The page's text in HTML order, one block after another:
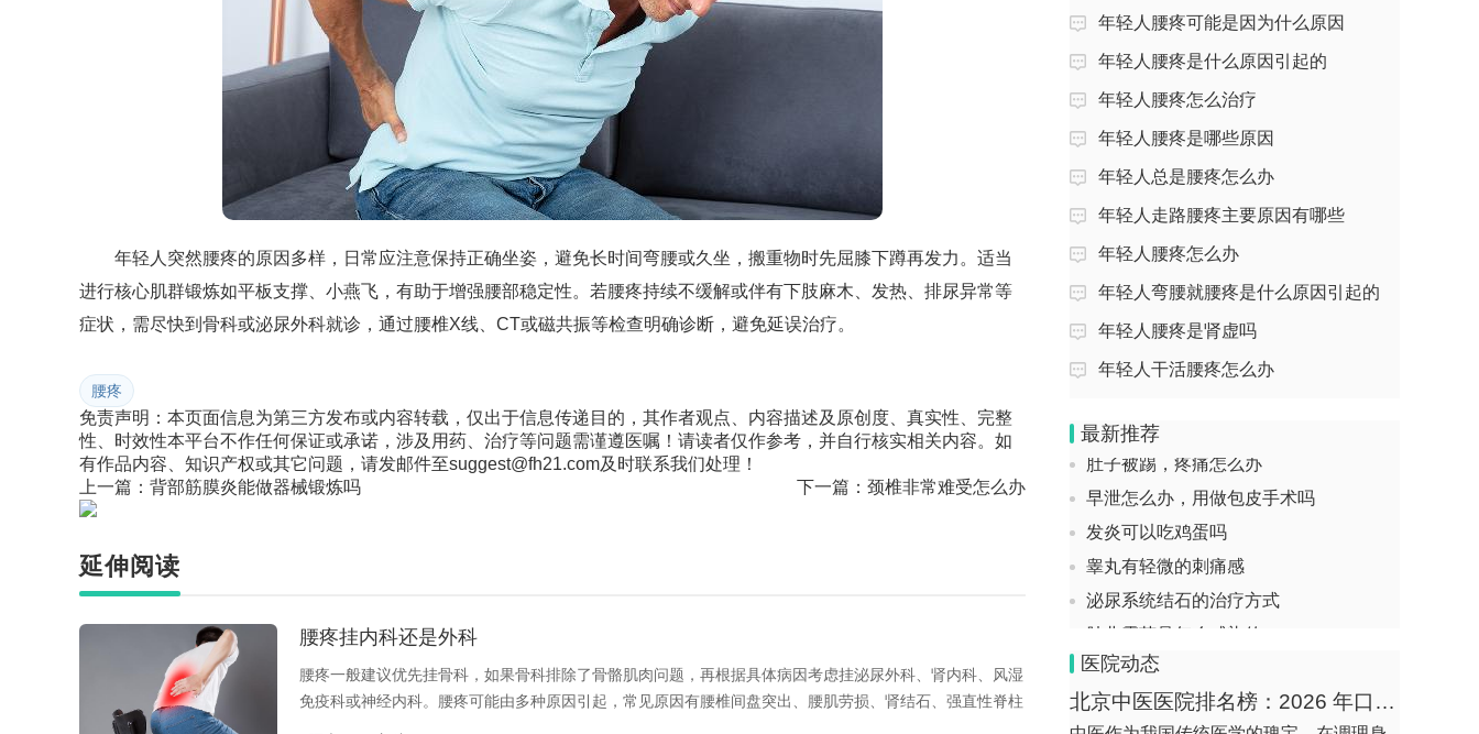
年轻人突然腰疼的原因多样，日常应注意保持正确坐姿，避免长时间弯腰或久坐，搬重物时先屈膝下蹲再发力。适当
进行核心肌群锻炼如平板支撑、小燕飞，有助于增强腰部稳定性。若腰疼持续不缓解或伴有下肢麻木、发热、排尿异常等
症状，需尽快到骨科或泌尿外科就诊，通过腰椎X线、CT或磁共振等检查明确诊断，避免延误治疗。
腰疼
免责声明：本页面信息为第三方发布或内容转载，仅出于信息传递目的，其作者观点、内容描述及原创度、真实性、完整
性、时效性本平台不作任何保证或承诺，涉及用药、治疗等问题需谨遵医嘱！请读者仅作参考，并自行核实相关内容。如
有作品内容、知识产权或其它问题，请发邮件至suggest@fh21.com及时联系我们处理！
上一篇： 背部筋膜炎能做器械锻炼吗 下一篇： 颈椎非常难受怎么办
延伸阅读
腰疼挂内科还是外科
腰疼一般建议优先挂骨科，如果骨科排除了骨骼肌肉问题，再根据具体病因考虑挂泌尿外科、肾内科、风湿
免疫科或神经内科。腰疼可能由多种原因引起，常见原因有腰椎间盘突出、腰肌劳损、肾结石、强直性脊柱
回答：后背和腰疼可能由肌肉劳损、姿势
不良、腰椎间盘突出、强直性脊柱炎等原
因引起。1.肌...
女性后背腰疼是什么原因
回答：女性后背腰疼可能由久坐劳损、受
凉刺激、腰椎间盘突出、妇科炎症等原因
女人腰疼腰硬是什么原因引起的
回答：女性腰疼腰硬可能由久坐劳损、受
原因引起。1、...
月经推迟腰疼是怎么回事
回答：月经推迟伴腰疼可能由精神压力、
过度劳累、盆腔炎、子宫内膜异位症等原
因引起，可通过...
左边的腰疼是怎么回事
回答：左侧腰疼可能由肌肉劳损、姿势不
可通过休息热敷...
坐完月子腰疼怎么调理
回答：坐完月子腰疼可通过休息保暖、适
度运动、物理治疗、药物治疗等方式调
年轻人腰疼可能是因为什么原因
年轻人腰疼是什么原因引起的
年轻人腰疼怎么治疗
年轻人腰疼是哪些原因
年轻人总是腰疼怎么办
年轻人走路腰疼主要原因有哪些
年轻人腰疼怎么办
年轻人弯腰就腰疼是什么原因引起的
年轻人腰疼是肾虚吗
年轻人干活腰疼怎么办
最新推荐
亚甲炎吃什么药好的快
尾椎骨摔骨折怎么恢复
肾阴虚舌头的症状
小孩持续低烧可能是什么原因
小苏打可以治妇科么
肚子被踢，疼痛怎么办
早泄怎么办，用做包皮手术吗
发炎可以吃鸡蛋吗
睾丸有轻微的刺痛感
泌尿系统结石的治疗方式
肺曲霉菌是怎么感染的
锁骨下方痛是什么原因
医院动态
北京中医医院排名榜：2026 年口碑与实力俱佳的公立三甲医院清单